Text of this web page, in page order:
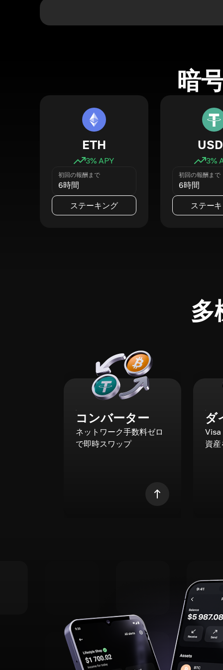
暗
ETH
3% APY
初回の報酬まで
6時間
ステーキング
3%
初回の報酬まで
6時間
ステー
多
コンバーター
ネットワーク手数料ゼロ
で即時スワップ
ダ
資